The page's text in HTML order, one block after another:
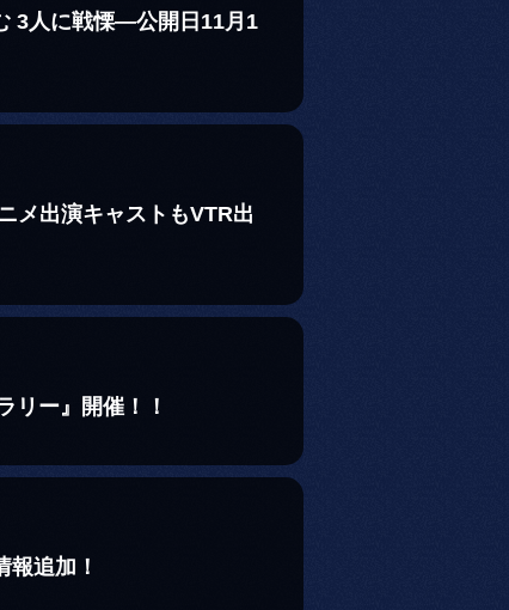
3人に戦慄―公開日11月1
メ出演キャストもVTR出
リー』開催！！
追加！